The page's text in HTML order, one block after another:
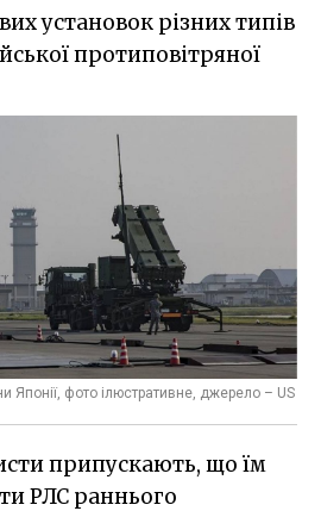
установок різних типів
протиповітряної
фото ілюстративне, джерело – US
припускають, що їм
РЛС раннього